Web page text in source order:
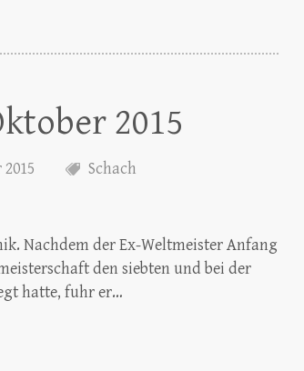
2015
Schach
Nachdem der Ex-Weltmeister Anfang
den siebten und bei der
hatte, fuhr er…